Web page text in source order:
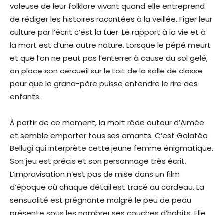
voleuse de leur folklore vivant quand elle entreprend
de rédiger les histoires racontées à la veillée. Figer leur
culture par l’écrit c’est la tuer. Le rapport à la vie et à
la mort est d’une autre nature. Lorsque le pépé meurt
et que l’on ne peut pas l’enterrer à cause du sol gelé,
on place son cercueil sur le toit de la salle de classe
pour que le grand-père puisse entendre le rire des
enfants.
À partir de ce moment, la mort rôde autour d’Aimée
et semble emporter tous ses amants. C’est Galatéa
Bellugi qui interprète cette jeune femme énigmatique.
Son jeu est précis et son personnage très écrit.
L’improvisation n’est pas de mise dans un film
d’époque où chaque détail est tracé au cordeau. La
sensualité est prégnante malgré le peu de peau
présente sous les nombreuses couches d’habits. Elle